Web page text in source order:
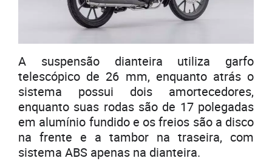
A suspensão dianteira utiliza garfo
telescópico de 26 mm, enquanto atrás o
sistema possui dois amortecedores,
enquanto suas rodas são de 17 polegadas
em alumínio fundido e os freios são a disco
na frente e a tambor na traseira, com
sistema ABS apenas na dianteira.